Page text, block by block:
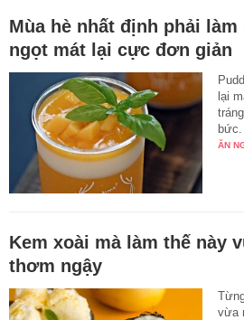
Mùa hè nhất định phải
ngọt mát lại cực đơn giản
lại
bức.
ĂN
Kem xoài mà làm thế này
thơm ngậy
vừa